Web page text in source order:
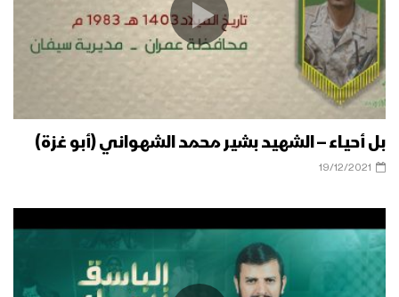
بل أحياء – الشهيد بشير محمد الشهواني (أبو غزة)
19/12/2021